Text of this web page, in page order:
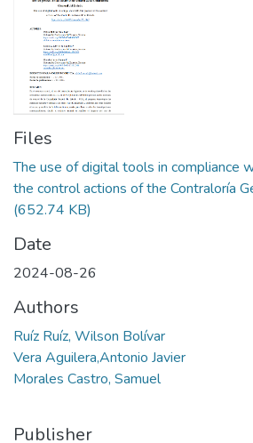
Files
The use of digital tools in compliance
the control actions of the Contraloría
(652.74 KB)
Date
2024-08-26
Authors
Ruíz Ruíz, Wilson Bolívar
Vera Aguilera,Antonio Javier
Morales Castro, Samuel
Publisher